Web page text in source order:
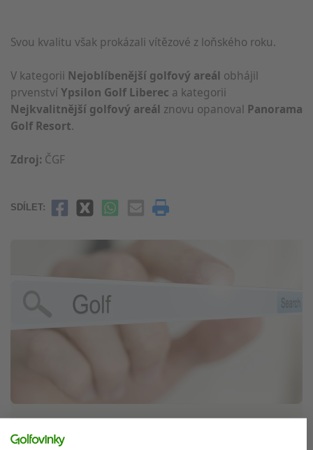
Svou kvalitu však prokázali vítězové z loňského roku.
V kategorii Nejoblíbenější golfový areál obhájil
prvenství Ypsilon Golf Liberec a kategorii
Nejkvalitnější golfový areál znovu opanoval Panorama
Golf Resort.
Zdroj: ČGF
SDÍLET:
Ne, po dvaceti letech to už není Tiger